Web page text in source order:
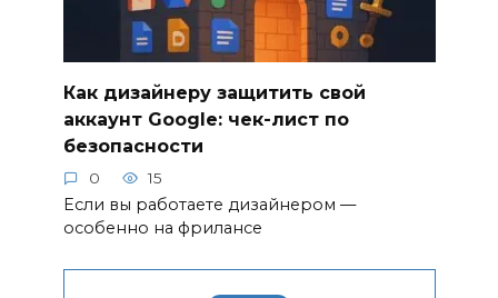
Как дизайнеру защитить свой
аккаунт Google: чек-лист по
безопасности
0 15
Если вы работаете дизайнером —
особенно на фрилансе